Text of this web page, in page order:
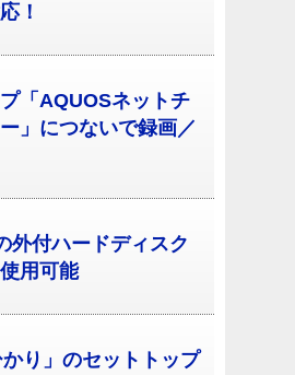
！
「AQUOSネットチ
」につないで録画／
外付ハードディスク
用可能
かり」のセットトップ